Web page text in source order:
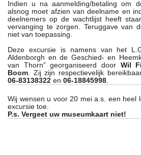
Indien u na aanmelding/betaling om
alsnog moet afzien van deelname en
deelnemers op de wachtlijst heeft
vervanging te zorgen. Teruggave van
niet van toepassing.
Deze excursie is namens van het
Aldenborgh en de Geschied- en
van Thorn” georganiseerd door Wil
Boom. Zij zijn respectievelijk
06-83138322 en 06-18845998.
Wij wensen u voor 20 mei a.s. een heel
excursie toe.
P.s. Vergeet uw museumkaart niet!